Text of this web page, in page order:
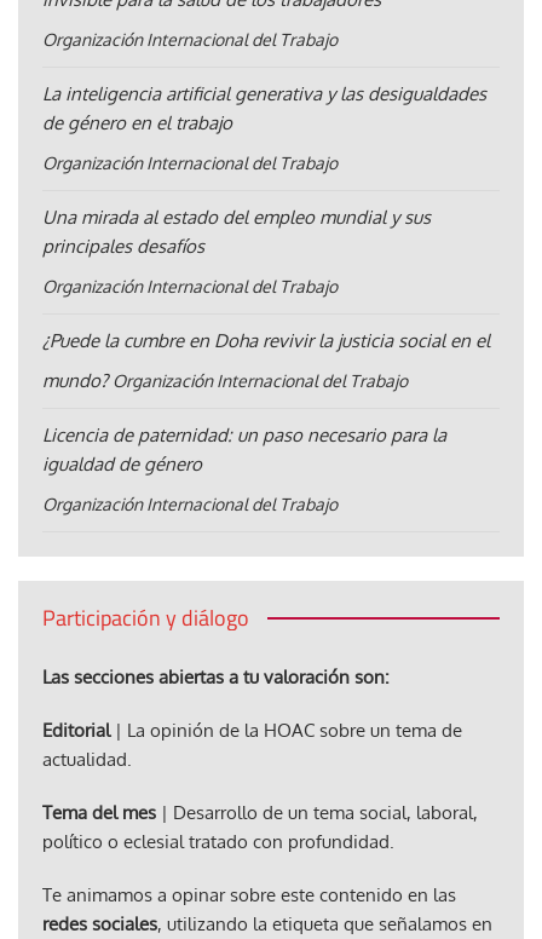
Organización Internacional del Trabajo
La inteligencia artificial generativa y las desigualdades
de género en el trabajo
Organización Internacional del Trabajo
Una mirada al estado del empleo mundial y sus
principales desafíos
Organización Internacional del Trabajo
¿Puede la cumbre en Doha revivir la justicia social en el
mundo? Organización Internacional del Trabajo
Licencia de paternidad: un paso necesario para la
igualdad de género
Organización Internacional del Trabajo
Participación y diálogo
Las secciones abiertas a tu valoración son:
Editorial| La opinión de la HOAC sobre un tema de
actualidad.
Tema del mes | Desarrollo de un tema social, laboral,
político o eclesial tratado con profundidad.
Te animamos a opinar sobre este contenido en las
redes sociales, utilizando la etiqueta que señalamos en